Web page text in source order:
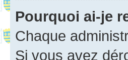
Pourquoi ai-je
Chaque
Si vous avez